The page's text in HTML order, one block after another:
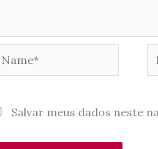
Salvar meus dados neste